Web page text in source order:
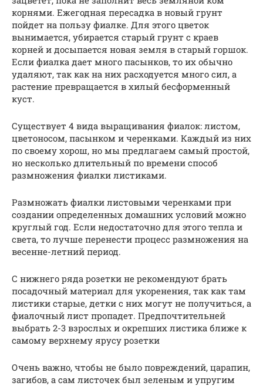
корнями. Ежегодная пересадка в новый грунт
пойдет на пользу фиалке. Для этого цветок
вынимается, убирается старый грунт с краев
корней и досыпается новая земля в старый горшок.
Если фиалка дает много пасынков, то их обычно
удаляют, так как на них расходуется много сил, а
растение превращается в хилый бесформенный
куст.
Существует 4 вида выращивания фиалок: листом,
цветоносом, пасынком и черенками. Каждый из них
по своему хорош, но мы предлагаем самый простой,
но несколько длительный по времени способ
размножения фиалки листиками.
Размножать фиалки листовыми черенками при
создании определенных домашних условий можно
круглый год. Если недостаточно для этого тепла и
света, то лучше перенести процесс размножения на
весенне-летний период.
С нижнего ряда розетки не рекомендуют брать
посадочный материал для укоренения, так как там
листики старые, детки с них могут не получиться, а
фиалочный лист пропадет. Предпочтительней
выбрать 2-3 взрослых и окрепших листика ближе к
самому верхнему ярусу розетки
Очень важно, чтобы не было повреждений, царапин,
загибов, а сам листочек был зеленым и упругим